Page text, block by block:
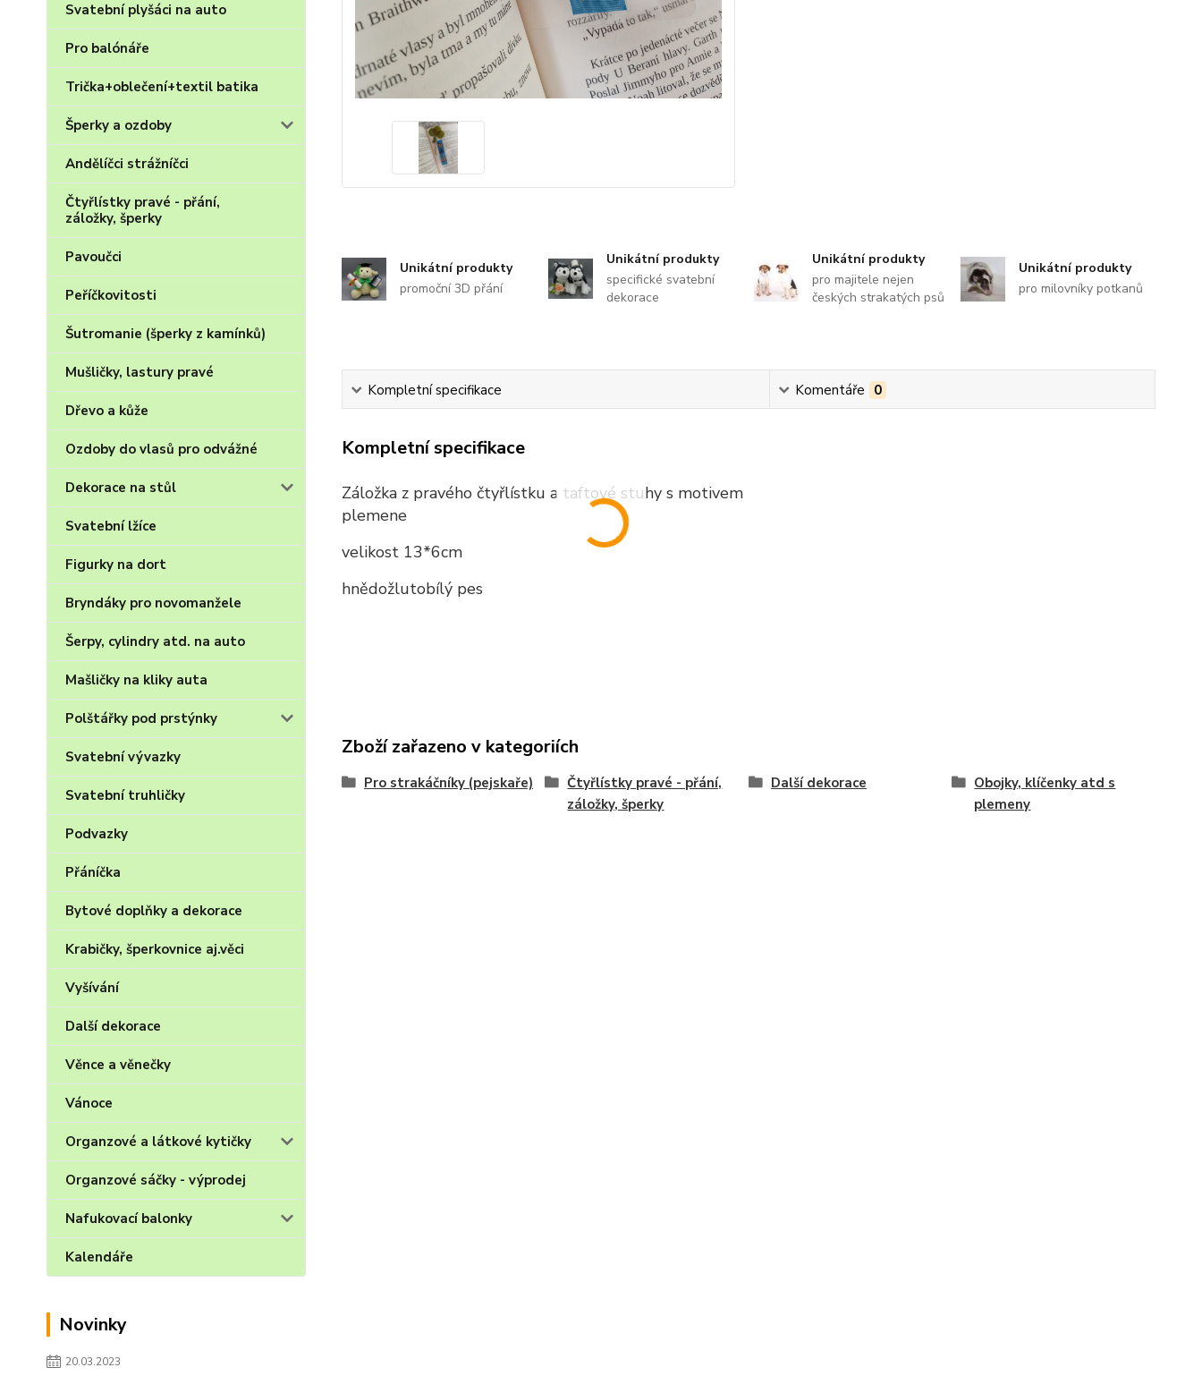
Svatební plyšáci na auto
Pro balónáře
Trička+oblečení+textil batika
Šperky a ozdoby
Andělíčci strážníčci
Čtyřlístky pravé - přání,
záložky, šperky
Pavoučci
Peříčkovitosti
Šutromanie (šperky z kamínků)
Mušličky, lastury pravé
Dřevo a kůže
Ozdoby do vlasů pro odvážné
Dekorace na stůl
Svatební lžíce
Figurky na dort
Bryndáky pro novomanžele
Šerpy, cylindry atd. na auto
Mašličky na kliky auta
Polštářky pod prstýnky
Svatební vývazky
Svatební truhličky
Podvazky
Přáníčka
Bytové doplňky a dekorace
Krabičky, šperkovnice aj.věci
Vyšívání
Další dekorace
Věnce a věnečky
Vánoce
Organzové a látkové kytičky
Organzové sáčky - výprodej
Nafukovací balonky
Kalendáře
Novinky
20.03.2023
Unikátní produkty
promoční 3D přání
Unikátní produkty
specifické svatební
dekorace
Unikátní produkty
pro majitele nejen
českých strakatých psů
Unikátní produkty
pro milovníky potkanů
Kompletní specifikace Komentáře 0
Kompletní specifikace
Záložka z pravého čtyřlístku a taftové stuhy s motivem
plemene
velikost 13*6cm
hnědožlutobílý pes
Zboží zařazeno v kategoriích
Pro strakáčníky (pejskaře)
Čtyřlístky pravé - přání,
záložky, šperky
Další dekorace
Obojky, klíčenky atd s
plemeny